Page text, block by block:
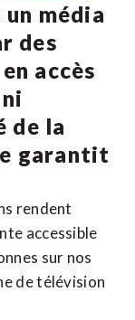
média
des
accès
de la
garantit
rendent
accessible
sur nos
de télévision